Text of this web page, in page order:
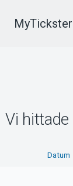
MyTickster
Vi hittade
Datum